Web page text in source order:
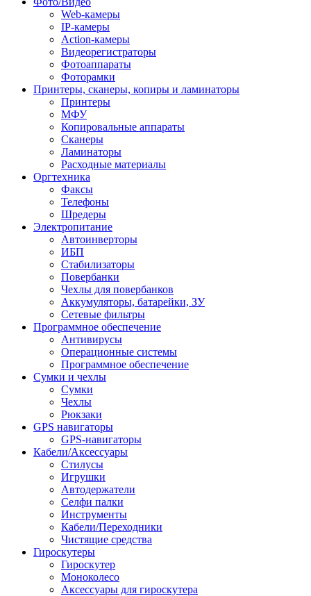
Web-камеры
IP-камеры
Action-камеры
Видеорегистраторы
Фотоаппараты
Фоторамки
Принтеры, сканеры, копиры и ламинаторы
Принтеры
МФУ
Копировальные аппараты
Сканеры
Ламинаторы
Расходные материалы
Оргтехника
Факсы
Телефоны
Шредеры
Электропитание
Автоинверторы
ИБП
Стабилизаторы
Повербанки
Чехлы для повербанков
Аккумуляторы, батарейки, ЗУ
Сетевые фильтры
Программное обеспечение
Антивирусы
Операционные системы
Программное обеспечение
Сумки и чехлы
Сумки
Чехлы
Рюкзаки
GPS навигаторы
GPS-навигаторы
Кабели/Аксессуары
Стилусы
Игрушки
Автодержатели
Селфи палки
Инструменты
Кабели/Переходники
Чистящие средства
Гироскутеры
Гироскутер
Моноколесо
Аксессуары для гироскутера